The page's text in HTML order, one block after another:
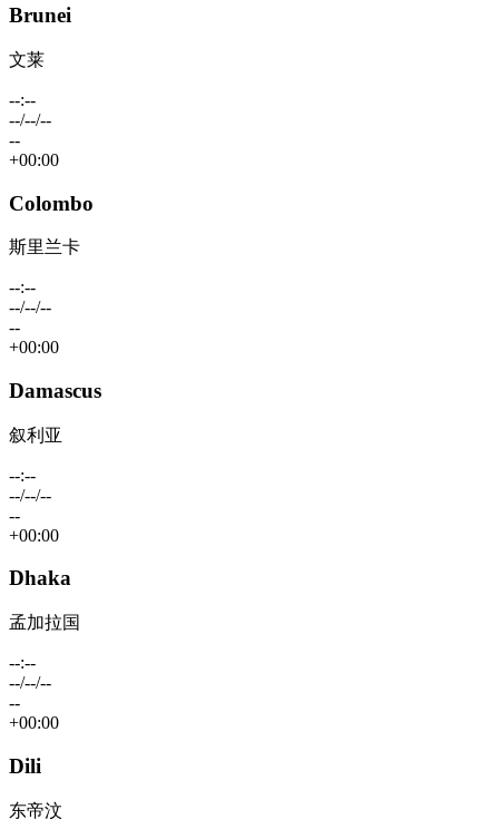
Brunei
文莱
--:--
--/--/--
--
+00:00
Colombo
斯里兰卡
--:--
--/--/--
--
+00:00
Damascus
叙利亚
--:--
--/--/--
--
+00:00
Dhaka
孟加拉国
--:--
--/--/--
--
+00:00
Dili
东帝汶